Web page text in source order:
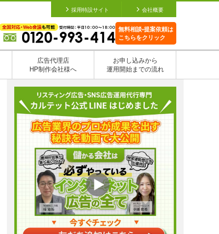
採用特設サイト 会社概要
無料相談•提案依頼は
こちらをクリック
広告代理店
HP制作会社様へ
お申し込みから
運用開始までの流れ